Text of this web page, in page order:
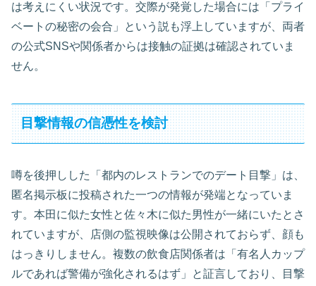
は考えにくい状況です。交際が発覚した場合には「プライ
ベートの秘密の会合」という説も浮上していますが、両者
の公式SNSや関係者からは接触の証拠は確認されていま
せん。
目撃情報の信憑性を検討
噂を後押しした「都内のレストランでのデート目撃」は、
匿名掲示板に投稿された一つの情報が発端となっていま
す。本田に似た女性と佐々木に似た男性が一緒にいたとさ
れていますが、店側の監視映像は公開されておらず、顔も
はっきりしません。複数の飲食店関係者は「有名人カップ
ルであれば警備が強化されるはず」と証言しており、目撃